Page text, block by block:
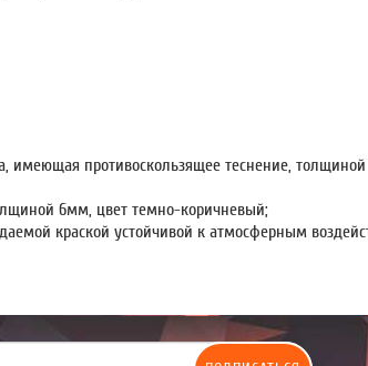
имеющая противоскользящее теснение,
6мм, цвет темно-коричневый;
краской устойчивой к атмосферным